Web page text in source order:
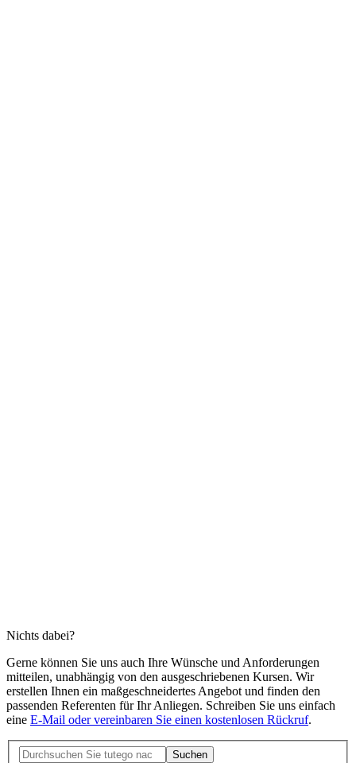
Nichts dabei?
Gerne können Sie uns auch Ihre Wünsche und Anforderungen
mitteilen, unabhängig von den ausgeschriebenen Kursen. Wir
erstellen Ihnen ein maßgeschneidertes Angebot und finden den
passenden Referenten für Ihr Anliegen. Schreiben Sie uns einfach
eine E-Mail oder vereinbaren Sie einen kostenlosen Rückruf.
Suchen